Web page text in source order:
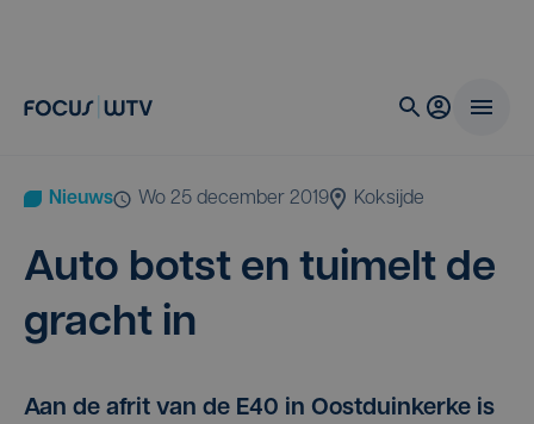
Nieuws wo 25 december 2019 Koksijde
Auto botst en tui­melt de
gracht in
Aan de afrit van de E40 in Oostduinkerke is